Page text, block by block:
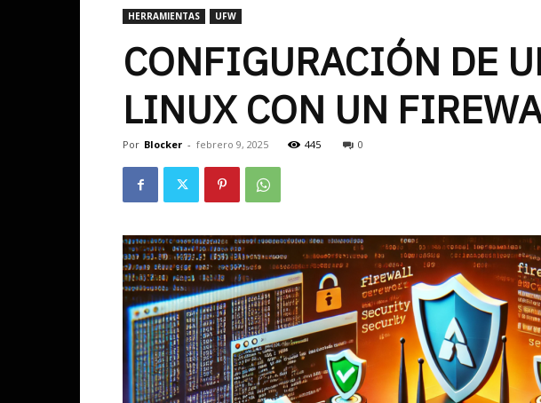
HERRAMIENTAS UFW
CONFIGURACIÓN DE
LINUX CON UN
Por Blocker - febrero 9, 2025 445 0